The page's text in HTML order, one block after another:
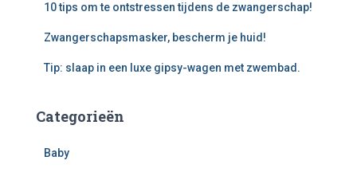
10 tips om te ontstressen tijdens de zwangerschap!
Zwangerschapsmasker, bescherm je huid!
Tip: slaap in een luxe gipsy-wagen met zwembad.
Categorieën
Baby